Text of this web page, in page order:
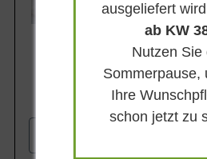
ausgeliefert
ab KW
Nutzen Sie
Sommerpause,
Ihre
schon jetzt zu